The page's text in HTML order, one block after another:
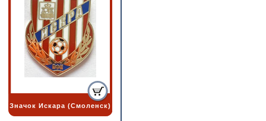
Значок Искара (Смоленск)